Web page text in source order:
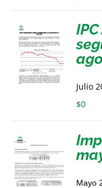
Julio
$0
Mayo